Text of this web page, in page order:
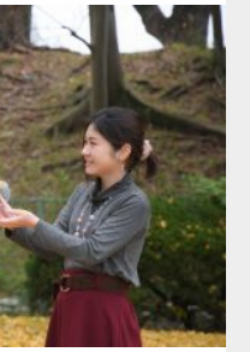
細マッチョ) 上腕三頭筋